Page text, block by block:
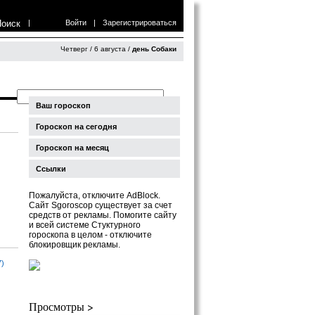
| Войти | Зарегистрироваться
Четверг / 6 августа / день Собаки
Ваш гороскоп
Гороскоп на сегодня
Гороскоп на месяц
Ссылки
Пожалуйста, отключите AdBlock.
Сайт Sgoroscop существует за счет
средств от рекламы. Помогите сайту
и всей системе Стуктурного
гороскопа в целом - отключите
блокировщик рекламы.
Просмотры >